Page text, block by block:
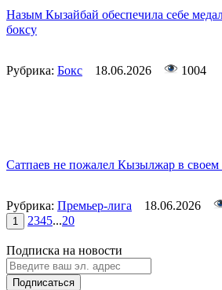
Назым Кызайбай обеспечила себе
боксу
Рубрика: Бокс 18.06.2026 1004
Сатпаев не пожалел Кызылжар в
Рубрика: Премьер-лига 18.06.2026
1 2345...20
Подписка на новости
Подписаться